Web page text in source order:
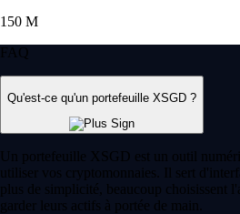
150 M
FAQ
Qu'est-ce qu'un portefeuille XSGD ?
Un portefeuille XSGD est un outil
utiliser vos cryptomonnaies. Il sert
plus de simplicité, beaucoup choisissent
garder leurs actifs à portée de main.